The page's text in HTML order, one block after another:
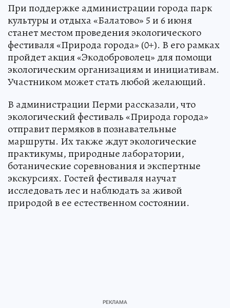
При поддержке администрации города парк
культуры и отдыха «Балатово» 5 и 6 июня
станет местом проведения экологического
фестиваля «Природа города» (0+). В его рамках
пройдет акция «Экодоброволец» для помощи
экологическим организациям и инициативам.
Участником может стать любой желающий.
В администрации Перми рассказали, что
экологический фестиваль «Природа города»
отправит пермяков в познавательные
маршруты. Их также ждут экологические
практикумы, природные лаборатории,
ботанические соревнования и экспертные
экскурсиях. Гостей фестиваля научат
исследовать лес и наблюдать за живой
природой в ее естественном состоянии.